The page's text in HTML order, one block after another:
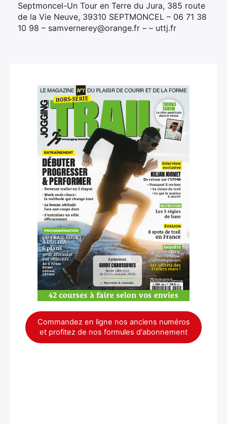
Septmoncel-Un Tour en Terre du Jura, 385 route
de la Vie Neuve, 39310 SEPTMONCEL – 06 71 38
10 98 – samvernerey@orange.fr – – uttj.fr
Commandez en ligne nos anciens numéros
et profitez de nos formules d'abonnement